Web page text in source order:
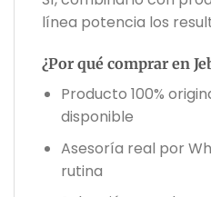
línea potencia los
¿Por qué comprar en
Producto 100%
disponible
Asesoría real por
rutina